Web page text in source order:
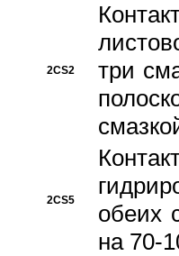
2CS2
три
2CS5
обеих
на 70-